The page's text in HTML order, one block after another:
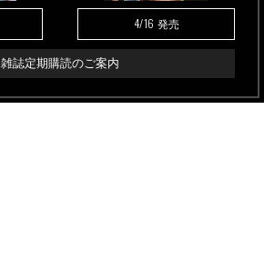
4/16 発売
雑誌定期購読のご案内